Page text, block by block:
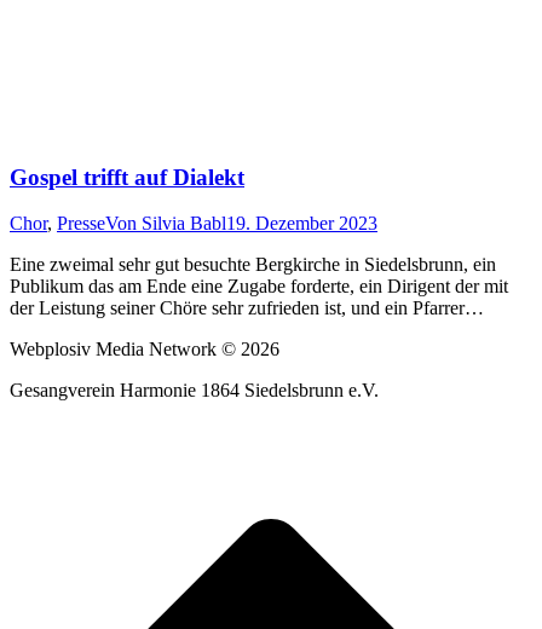
Gospel trifft auf Dialekt
Chor, PresseVon Silvia Babl19. Dezember 2023
Eine zweimal sehr gut besuchte Bergkirche in Siedelsbrunn, ein
Publikum das am Ende eine Zugabe forderte, ein Dirigent der mit
der Leistung seiner Chöre sehr zufrieden ist, und ein Pfarrer…
Webplosiv Media Network © 2026
Gesangverein Harmonie 1864 Siedelsbrunn e.V.